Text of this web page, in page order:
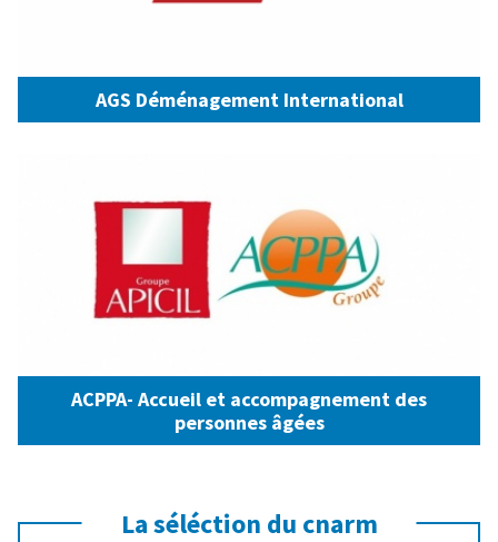
AGS Déménagement International
ACPPA- Accueil et accompagnement des
personnes âgées
La séléction du cnarm